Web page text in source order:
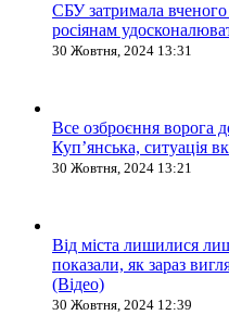
СБУ затримала
росіянам
30 Жовтня, 2024 13:31
Все озброєння ворога
Куп’янська, ситуація
30 Жовтня, 2024 13:21
Від міста лишилися
показали, як зараз
(Відео)
30 Жовтня, 2024 12:39